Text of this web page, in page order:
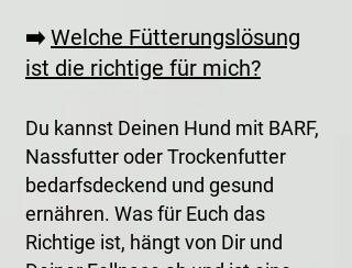
➡️ Welche Fütterungslösung
ist die richtige für mich?
Du kannst Deinen Hund mit BARF,
Nassfutter oder Trockenfutter
bedarfsdeckend und gesund
ernähren. Was für Euch das
Richtige ist, hängt von Dir und